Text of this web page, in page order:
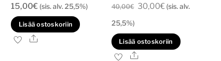
15,00€ (sis. alv. 25,5%)
Lisää ostoskoriin
Ale
40,00€ Alkuperäinen
oli:
40,00€.
30,00€Nykyinen
on:
30,00€.
(sis. alv.
25,5%)
Lisää ostoskoriin
Ale